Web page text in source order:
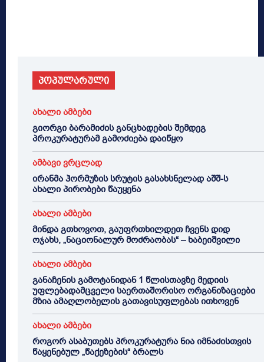
პოპულარული
ახალი ამბები
გიორგი ბარამიძის განცხადების შემდეგ
პროკურატურამ გამოძიება დაიწყო
ამბავი ვრცლად
ირანმა ჰორმუზის სრუტის გასახსნელად აშშ-ს
ახალი პირობები წაუყენა
ახალი ამბები
მინდა გთხოვოთ, გაუფრთხილდეთ ჩვენს დიდ
ოჯახს, „ნაციონალურ მოძრაობას“ – ხაბეიშვილი
ახალი ამბები
განაჩენის გამოტანიდან 1 წლისთავზე მედიის
უფლებადამცველი საერთაშორისო ორგანიზაციები
მზია ამაღლობელის გათავისუფლებას ითხოვენ
ახალი ამბები
როგორ ასაბუთებს პროკურატურა ნია იმნაძისთვის
წაყენებულ „წაქეზების“ ბრალს